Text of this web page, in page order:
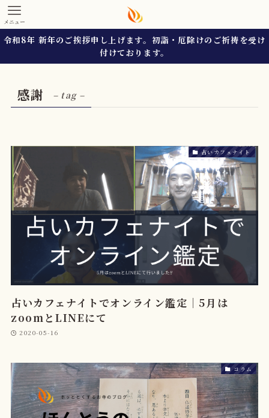
メニュー
令和8年 新年のご挨拶申し上げます。初詣・厄除けのご祈祷を受け
付けております。
感謝 – tag –
占いカフェナイト
占いカフェナイトでオンライン鑑定｜5月は
zoomとLINEにて
2020-05-16
コラム